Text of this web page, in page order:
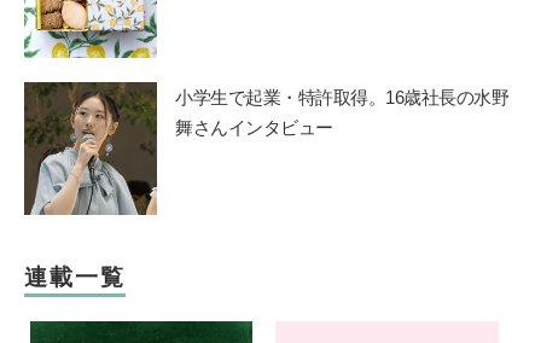
小学生で起業・特許取得。16歳社長の水野
舞さんインタビュー
連載一覧